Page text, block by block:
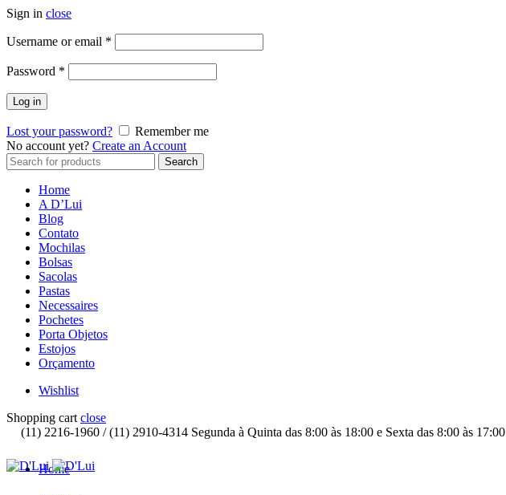
Sign in close
Username or email *
Password *
Log in
Lost your password?
Remember me
No account yet? Create an Account
Search
for:
Search
Home
A D’Lui
Blog
Contato
Mochilas
Bolsas
Sacolas
Pastas
Necessaires
Pochetes
Porta Objetos
Estojos
Orçamento
Wishlist
Shopping cart close
(11) 2216-1960 / (11) 2910-4314 Segunda à Quinta das 8:00 às 18:00 e Sexta das 8:00 às 17:00
Home